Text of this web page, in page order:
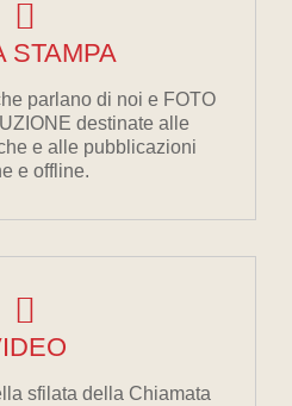
STAMPA
parlano di noi e FOTO
destinate alle
e alle pubblicazioni
e offline.
sfilata della Chiamata